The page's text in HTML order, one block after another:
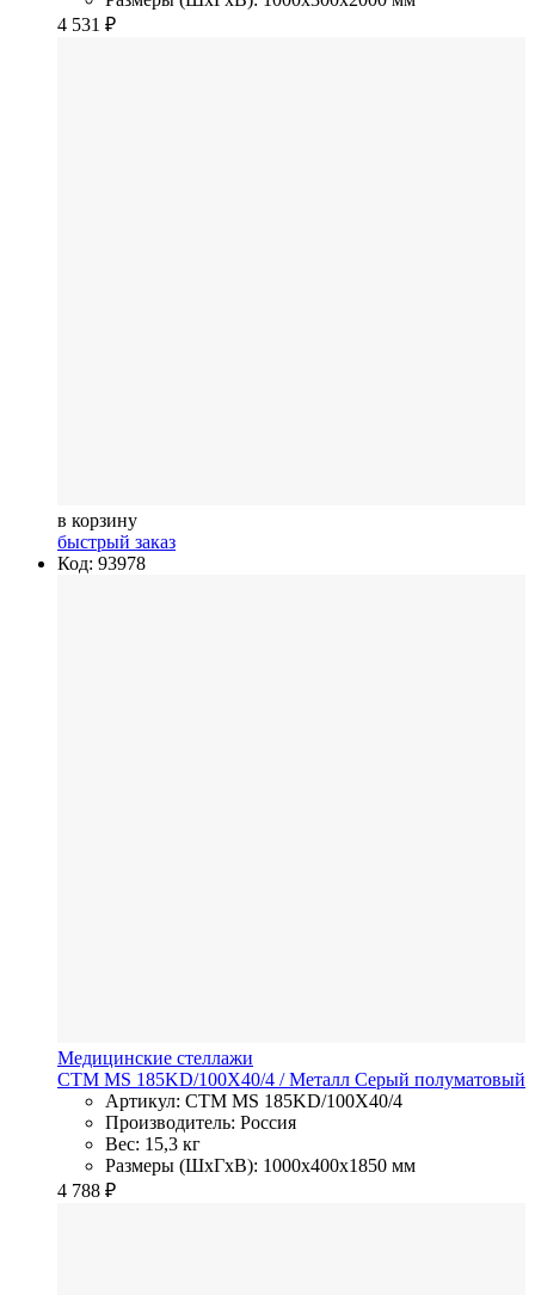
4 531 ₽
в корзину
быстрый заказ
Код: 93978
Медицинские стеллажи
СТМ MS 185KD/100Х40/4 / Металл Серый полуматовый
Артикул: СТМ MS 185KD/100Х40/4
Производитель: Россия
Вес: 15,3 кг
Размеры (ШхГхВ): 1000x400x1850 мм
4 788 ₽